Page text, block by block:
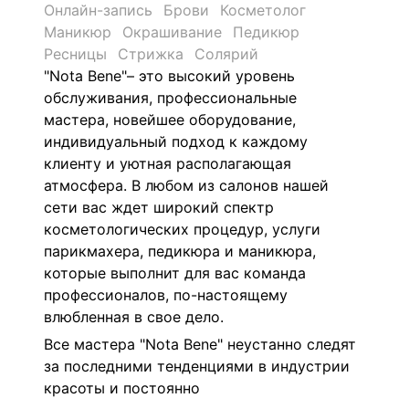
Онлайн-запись Брови
Косметолог
Маникюр
Окрашивание
Педикюр
Ресницы
Стрижка
Солярий
"Nota Bene"– это высокий уровень
обслуживания, профессиональные
мастера, новейшее оборудование,
индивидуальный подход к каждому
клиенту и уютная располагающая
атмосфера. В любом из салонов нашей
сети вас ждет широкий спектр
косметологических процедур, услуги
парикмахера, педикюра и маникюра,
которые выполнит для вас команда
профессионалов, по-настоящему
влюбленная в свое дело.
Все мастера "Nota Bene" неустанно следят
за последними тенденциями в индустрии
красоты и постоянно